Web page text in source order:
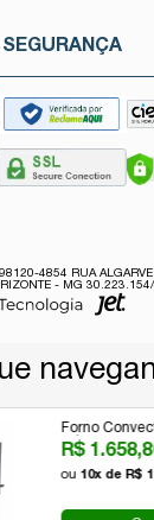
SEGURANÇA
4854 RUA
- MG